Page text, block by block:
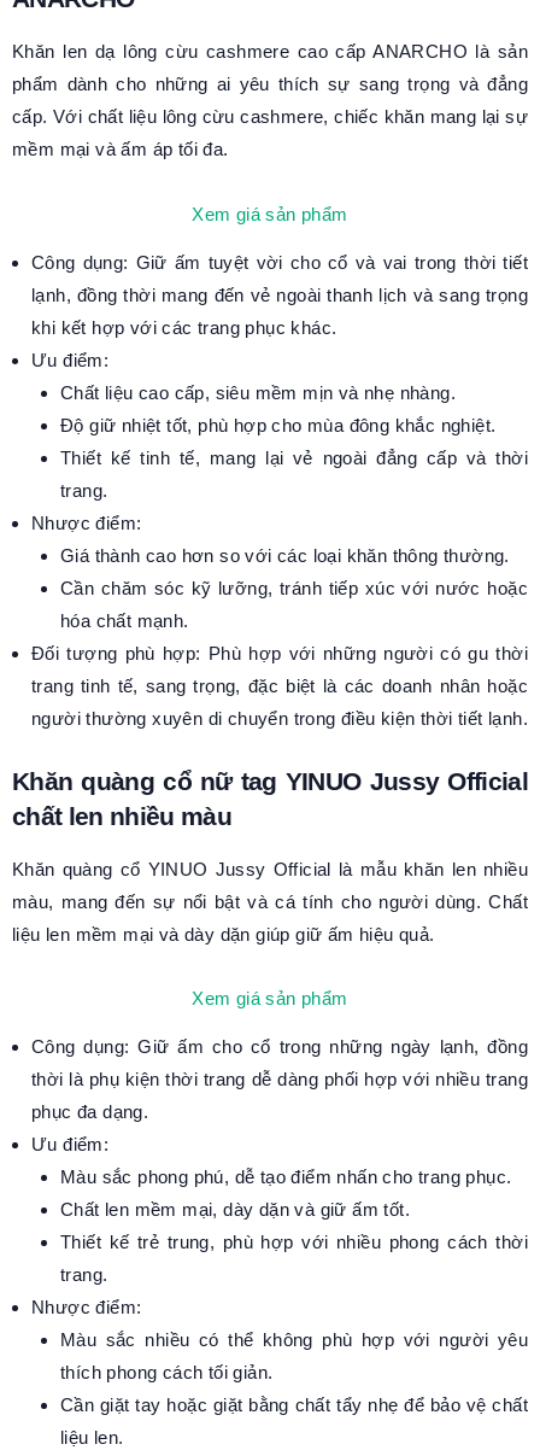
Khăn len dạ lông cừu cashmere cao cấp ANARCHO là sản
phẩm dành cho những ai yêu thích sự sang trọng và đẳng
cấp. Với chất liệu lông cừu cashmere, chiếc khăn mang lại sự
mềm mại và ấm áp tối đa.
Xem giá sản phẩm
Công dụng: Giữ ấm tuyệt vời cho cổ và vai trong thời tiết
lạnh, đồng thời mang đến vẻ ngoài thanh lịch và sang trọng
khi kết hợp với các trang phục khác.
Ưu điểm:
Chất liệu cao cấp, siêu mềm mịn và nhẹ nhàng.
Độ giữ nhiệt tốt, phù hợp cho mùa đông khắc nghiệt.
Thiết kế tinh tế, mang lại vẻ ngoài đẳng cấp và thời
trang.
Nhược điểm:
Giá thành cao hơn so với các loại khăn thông thường.
Cần chăm sóc kỹ lưỡng, tránh tiếp xúc với nước hoặc
hóa chất mạnh.
Đối tượng phù hợp: Phù hợp với những người có gu thời
trang tinh tế, sang trọng, đặc biệt là các doanh nhân hoặc
người thường xuyên di chuyển trong điều kiện thời tiết lạnh.
Khăn quàng cổ nữ tag YINUO Jussy Official
chất len nhiều màu
Khăn quàng cổ YINUO Jussy Official là mẫu khăn len nhiều
màu, mang đến sự nổi bật và cá tính cho người dùng. Chất
liệu len mềm mại và dày dặn giúp giữ ấm hiệu quả.
Xem giá sản phẩm
Công dụng: Giữ ấm cho cổ trong những ngày lạnh, đồng
thời là phụ kiện thời trang dễ dàng phối hợp với nhiều trang
phục đa dạng.
Ưu điểm:
Màu sắc phong phú, dễ tạo điểm nhấn cho trang phục.
Chất len mềm mại, dày dặn và giữ ấm tốt.
Thiết kế trẻ trung, phù hợp với nhiều phong cách thời
trang.
Nhược điểm:
Màu sắc nhiều có thể không phù hợp với người yêu
thích phong cách tối giản.
Cần giặt tay hoặc giặt bằng chất tẩy nhẹ để bảo vệ chất
liệu len.